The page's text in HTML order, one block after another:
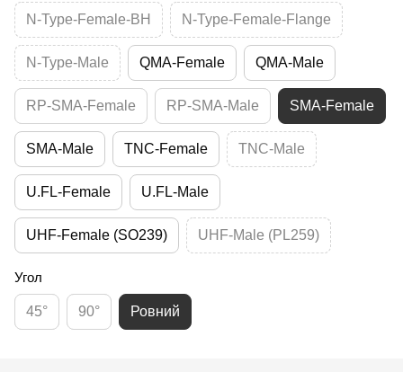
N-Type-Female-BH N-Type-Female-Flange
N-Type-Male QMA-Female QMA-Male
RP-SMA-Female RP-SMA-Male SMA-Female
SMA-Male TNC-Female TNC-Male
U.FL-Female U.FL-Male
UHF-Female (SO239) UHF-Male (PL259)
Угол
45° 90° Ровний